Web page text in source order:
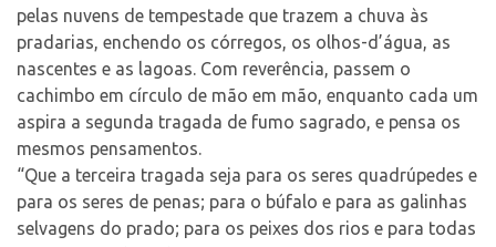
pelas nuvens de tempestade que trazem a chuva às
pradarias, enchendo os córregos, os olhos-d’água, as
nascentes e as lagoas. Com reverência, passem o
cachimbo em círculo de mão em mão, enquanto cada um
aspira a segunda tragada de fumo sagrado, e pensa os
mesmos pensamentos.
“Que a terceira tragada seja para os seres quadrúpedes e
para os seres de penas; para o búfalo e para as galinhas
selvagens do prado; para os peixes dos rios e para todas